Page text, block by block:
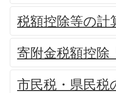
税額控除等の計
寄附金税額控除
市民税・県民税